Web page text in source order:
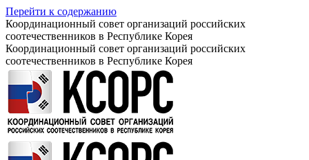
Перейти к содержанию
Координационный совет организаций российских
соотечественников в Республике Корея
Координационный совет организаций российских
соотечественников в Республике Корея